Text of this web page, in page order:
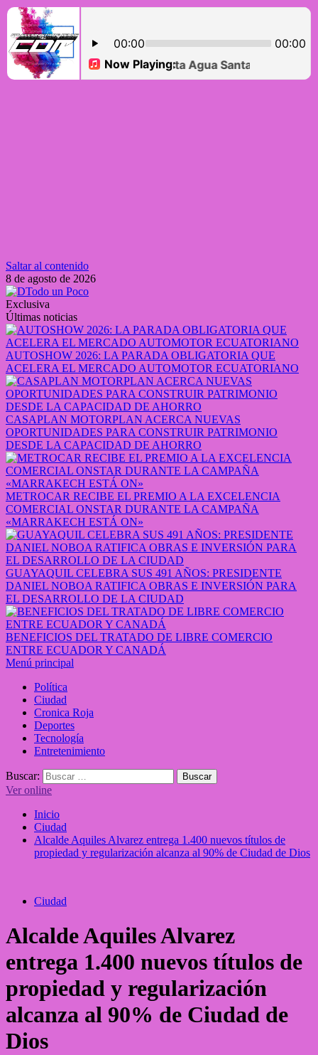
Saltar al contenido
8 de agosto de 2026
Exclusiva
Últimas noticias
AUTOSHOW 2026: LA PARADA OBLIGATORIA QUE
ACELERA EL MERCADO AUTOMOTOR ECUATORIANO
CASAPLAN MOTORPLAN ACERCA NUEVAS
OPORTUNIDADES PARA CONSTRUIR PATRIMONIO
DESDE LA CAPACIDAD DE AHORRO
METROCAR RECIBE EL PREMIO A LA EXCELENCIA
COMERCIAL ONSTAR DURANTE LA CAMPAÑA
«MARRAKECH ESTÁ ON»
GUAYAQUIL CELEBRA SUS 491 AÑOS: PRESIDENTE
DANIEL NOBOA RATIFICA OBRAS E INVERSIÓN PARA
EL DESARROLLO DE LA CIUDAD
BENEFICIOS DEL TRATADO DE LIBRE COMERCIO
ENTRE ECUADOR Y CANADÁ
Menú principal
Política
Ciudad
Cronica Roja
Deportes
Tecnología
Entretenimiento
Buscar:
Ver online
Inicio
Ciudad
Alcalde Aquiles Alvarez entrega 1.400 nuevos títulos de
propiedad y regularización alcanza al 90% de Ciudad de Dios
Ciudad
Alcalde Aquiles Alvarez
entrega 1.400 nuevos títulos de
propiedad y regularización
alcanza al 90% de Ciudad de
Dios